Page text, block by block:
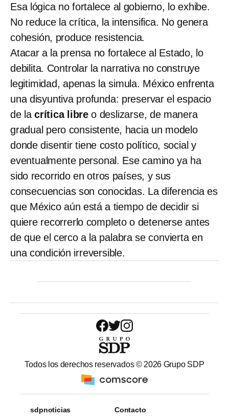
Esa lógica no fortalece al gobierno, lo exhibe.
No reduce la crítica, la intensifica. No genera
cohesión, produce resistencia.
Atacar a la prensa no fortalece al Estado, lo
debilita. Controlar la narrativa no construye
legitimidad, apenas la simula. México enfrenta
una disyuntiva profunda: preservar el espacio
de la crítica libreo deslizarse, de manera
gradual pero consistente, hacia un modelo
donde disentir tiene costo político, social y
eventualmente personal. Ese camino ya ha
sido recorrido en otros países, y sus
consecuencias son conocidas. La diferencia es
que México aún está a tiempo de decidir si
quiere recorrerlo completo o detenerse antes
de que el cerco a la palabra se convierta en
una condición irreversible.
Todos los derechos reservados © 2026 Grupo SDP
sdpnoticias Contacto